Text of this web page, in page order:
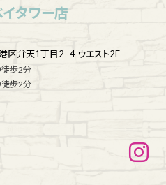
タワー店
区弁天1丁目2−4 ウエスト2F
徒歩2分
徒歩2分
）